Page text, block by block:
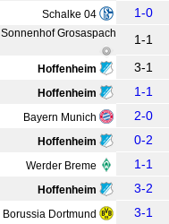
Schalke 04 1-0
Sonnenhof Grosaspach 1-1
Hoffenheim 3-1
Hoffenheim 1-1
Bayern Munich 2-0
Hoffenheim 0-2
Werder Breme 1-1
Hoffenheim 3-2
Borussia Dortmund 3-1